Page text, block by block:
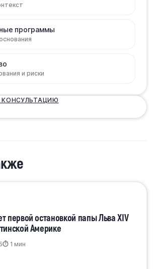
программы
и риски
первой остановкой папы Льва XIV
Америке
⏱ 1 мин